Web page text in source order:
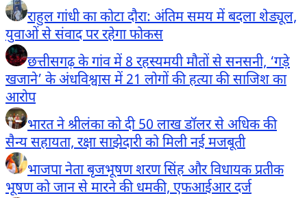
राहुल गांधी का कोटा दौरा: अंतिम समय में बदला शेड्यूल,
युवाओं से संवाद पर रहेगा फोकस
छत्तीसगढ़ के गांव में 8 रहस्यमयी मौतों से सनसनी, ‘गड़े
खजाने’ के अंधविश्वास में 21 लोगों की हत्या की साजिश का
आरोप
भारत ने श्रीलंका को दी 50 लाख डॉलर से अधिक की
सैन्य सहायता, रक्षा साझेदारी को मिली नई मजबूती
भाजपा नेता बृजभूषण शरण सिंह और विधायक प्रतीक
भूषण को जान से मारने की धमकी, एफआईआर दर्ज